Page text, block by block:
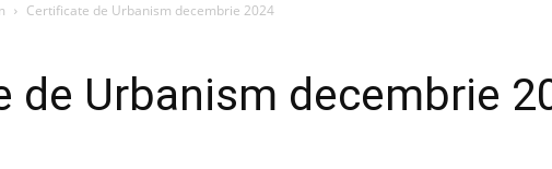
Roman
Certificate de Urbanism decembrie 2024
de Urbanism decembrie